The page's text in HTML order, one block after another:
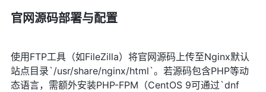
官网源码部署与配置
使用FTP工具（如FileZilla）将官网源码上传至Nginx默认
站点目录`/usr/share/nginx/html`。若源码包含PHP等动
态语言，需额外安装PHP-FPM（CentOS 9可通过`dnf